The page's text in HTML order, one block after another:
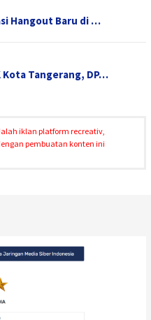
Hangout Baru di …
Kota Tangerang, DP…
iklan platform recreativ,
pembuatan konten ini